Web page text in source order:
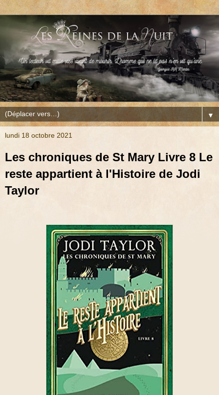
▼
lundi 18 octobre 2021
Les chroniques de St Mary Livre 8 Le
reste appartient à l'Histoire de Jodi
Taylor